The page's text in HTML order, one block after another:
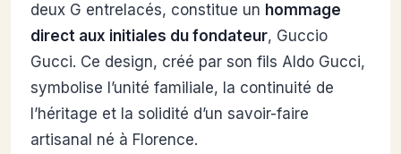
deux G entrelacés, constitue un hommage
direct aux initiales du fondateur, Guccio
Gucci. Ce design, créé par son fils Aldo Gucci,
symbolise l’unité familiale, la continuité de
l’héritage et la solidité d’un savoir-faire
artisanal né à Florence.